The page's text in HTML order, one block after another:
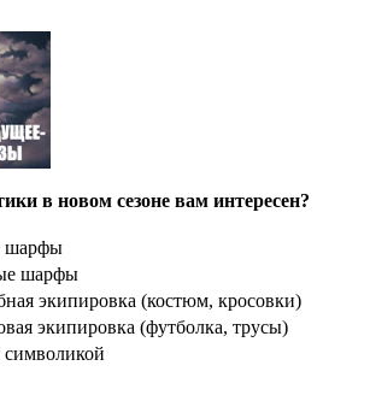
в новом сезоне вам интересен?
шарфы
шарфы
экипировка (костюм, кросовки)
экипировка (футболка, трусы)